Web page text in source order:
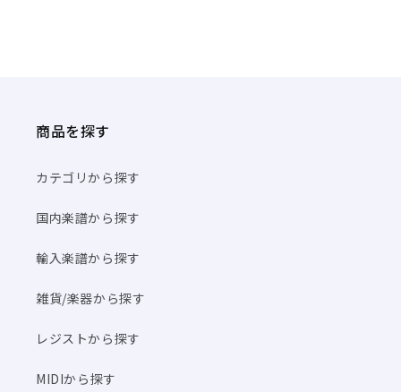
商品を探す
カテゴリから探す
国内楽譜から探す
輸入楽譜から探す
雑貨/楽器から探す
レジストから探す
MIDIから探す